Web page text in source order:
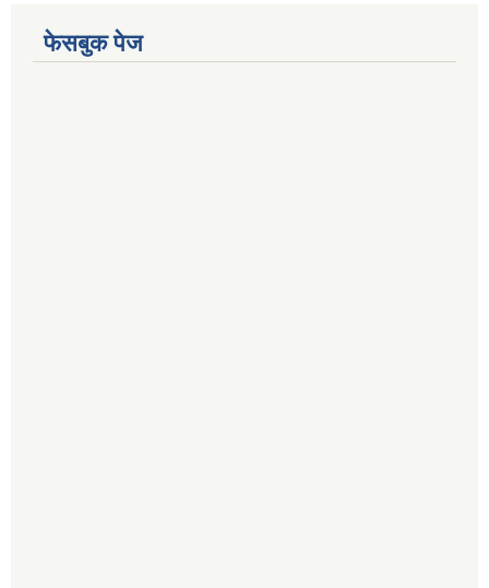
फेसबुक पेज